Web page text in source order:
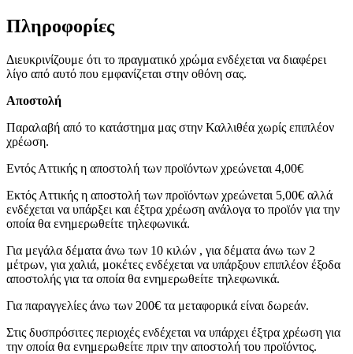
Πληροφορίες
Διευκρινίζουμε ότι το πραγματικό χρώμα ενδέχεται να διαφέρει
λίγο από αυτό που εμφανίζεται στην οθόνη σας.
Αποστολή
Παραλαβή από το κατάστημα μας στην Καλλιθέα χωρίς επιπλέον
χρέωση.
Εντός Αττικής η αποστολή των προϊόντων χρεώνεται 4,00€
Εκτός Αττικής η αποστολή των προϊόντων χρεώνεται 5,00€ αλλά
ενδέχεται να υπάρξει και έξτρα χρέωση ανάλογα το προϊόν για την
οποία θα ενημερωθείτε τηλεφωνικά.
Για μεγάλα δέματα άνω των 10 κιλών , για δέματα άνω των 2
μέτρων, για χαλιά, μοκέτες ενδέχεται να υπάρξουν επιπλέον έξοδα
αποστολής για τα οποία θα ενημερωθείτε τηλεφωνικά.
Για παραγγελίες άνω των 200€ τα μεταφορικά είναι δωρεάν.
Στις δυσπρόσιτες περιοχές ενδέχεται να υπάρχει έξτρα χρέωση για
την οποία θα ενημερωθείτε πριν την αποστολή του προϊόντος.